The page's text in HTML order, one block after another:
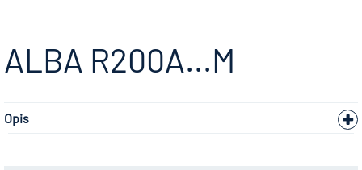
ALBA R200A...M
Opis